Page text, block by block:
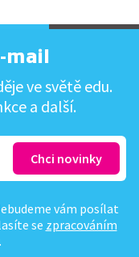
mail
ve světě edu.
a další.
vám posílat
se zpracováním
.